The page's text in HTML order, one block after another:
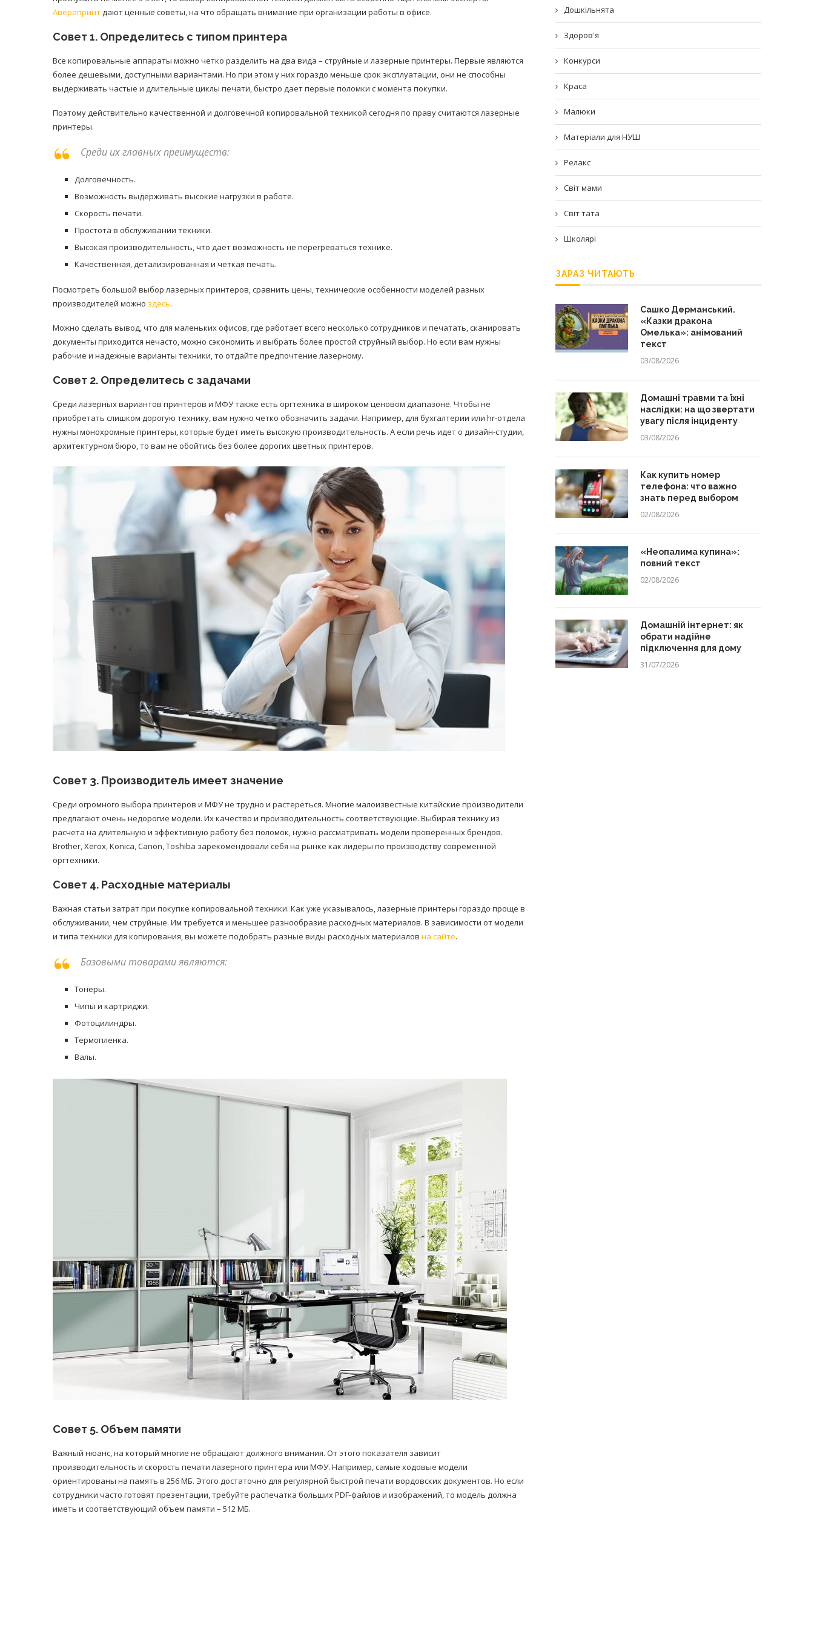
Аверопринтдают ценные советы, на что обращать внимание при организации работы в офисе.
Совет 1. Определитесь с типом принтера
Все копировальные аппараты можно четко разделить на два вида – струйные и лазерные принтеры. Первые являются
более дешевыми, доступными вариантами. Но при этом у них гораздо меньше срок эксплуатации, они не способны
выдерживать частые и длительные циклы печати, быстро дает первые поломки с момента покупки.
Поэтому действительно качественной и долговечной копировальной техникой сегодня по праву считаются лазерные
принтеры.
Среди их главных преимуществ:
Долговечность.
Возможность выдерживать высокие нагрузки в работе.
Скорость печати.
Простота в обслуживании техники.
Высокая производительность, что дает возможность не перегреваться технике.
Качественная, детализированная и четкая печать.
Посмотреть большой выбор лазерных принтеров, сравнить цены, технические особенности моделей разных
производителей можно здесь.
Можно сделать вывод, что для маленьких офисов, где работает всего несколько сотрудников и печатать, сканировать
документы приходится нечасто, можно сэкономить и выбрать более простой струйный выбор. Но если вам нужны
рабочие и надежные варианты техники, то отдайте предпочтение лазерному.
Совет 2. Определитесь с задачами
Среди лазерных вариантов принтеров и МФУ также есть оргтехника в широком ценовом диапазоне. Чтобы не
приобретать слишком дорогую технику, вам нужно четко обозначить задачи. Например, для бухгалтерии или hr-отдела
нужны монохромные принтеры, которые будет иметь высокую производительность. А если речь идет о дизайн-студии,
архитектурном бюро, то вам не обойтись без более дорогих цветных принтеров.
Совет 3. Производитель имеет значение
Среди огромного выбора принтеров и МФУ не трудно и растереться. Многие малоизвестные китайские производители
предлагают очень недорогие модели. Их качество и производительность соответствующие. Выбирая технику из
расчета на длительную и эффективную работу без поломок, нужно рассматривать модели проверенных брендов.
Brother, Xerox, Konica, Canon, Toshiba зарекомендовали себя на рынке как лидеры по производству современной
оргтехники.
Совет 4. Расходные материалы
Важная статьи затрат при покупке копировальной техники. Как уже указывалось, лазерные принтеры гораздо проще в
обслуживании, чем струйные. Им требуется и меньшее разнообразие расходных материалов. В зависимости от модели
и типа техники для копирования, вы можете подобрать разные виды расходных материалов на сайте.
Базовыми товарами являются:
Тонеры.
Чипы и картриджи.
Фотоцилиндры.
Термопленка.
Валы.
Совет 5. Объем памяти
Важный нюанс, на который многие не обращают должного внимания. От этого показателя зависит
производительность и скорость печати лазерного принтера или МФУ. Например, самые ходовые модели
ориентированы на память в 256 МБ. Этого достаточно для регулярной быстрой печати вордовских документов. Но если
сотрудники часто готовят презентации, требуйте распечатка больших PDF-файлов и изображений, то модель должна
иметь и соответствующий объем памяти – 512 МБ.
Дошкільнята
Здоров'я
Конкурси
Краса
Малюки
Матеріали для НУШ
Релакс
Світ мами
Світ тата
Школярі
ЗАРАЗ ЧИТАЮТЬ
Сашко Дерманський.
«Казки дракона
Омелька»: анімований
текст
03/08/2026
Домашні травми та їхні
наслідки: на що звертати
увагу після інциденту
03/08/2026
Как купить номер
телефона: что важно
знать перед выбором
02/08/2026
«Неопалима купина»:
повний текст
02/08/2026
Домашній інтернет: як
обрати надійне
підключення для дому
31/07/2026